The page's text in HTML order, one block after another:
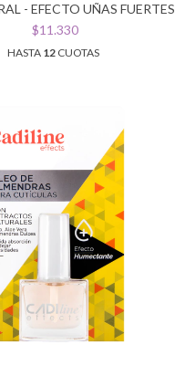
- EFECTO UÑAS FUERTES
$11.330
HASTA 12CUOTAS